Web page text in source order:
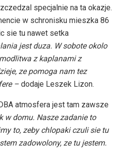
specjalnie na ta okazje.
w schronisku mieszka 86
sie tu nawet setka
jest duza. W sobote okolo
z kaplanami z
ze pomoga nam tez
– dodaje Leszek Lizon.
atmosfera jest tam zawsze
w domu. Nasze zadanie to
to, zeby chlopaki czuli sie tu
zadowolony, ze tu jestem.